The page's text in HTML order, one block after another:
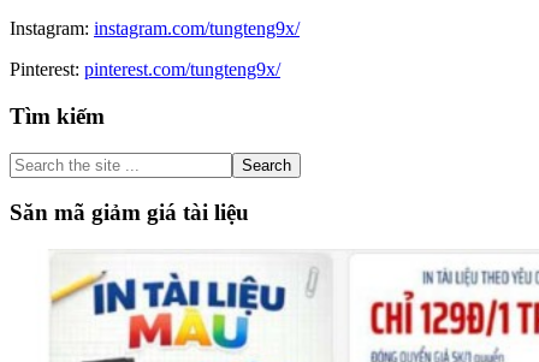
Instagram: instagram.com/tungteng9x/
Pinterest: pinterest.com/tungteng9x/
Primary
Sidebar
Tìm kiếm
Search
the
site
...
Săn mã giảm giá tài liệu